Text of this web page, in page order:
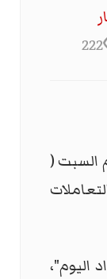
222
السبت (
التعاملات
اليوم"،